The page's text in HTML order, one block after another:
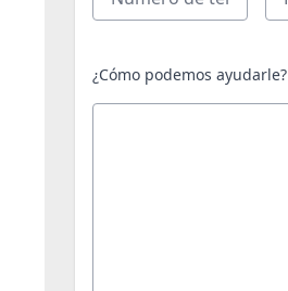
¿Cómo podemos ayudarle?